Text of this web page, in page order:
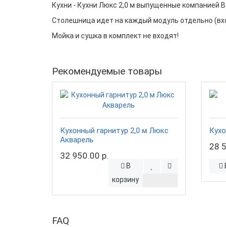
Кухни - Кухни Люкс 2,0 м выпущенные компанией
Столешница идет на каждый модуль отдельно
Мойка и сушка в комплект не входят!
Рекомендуемые товары
Кухонный гарнитур 2,0 м Люкс
Акварель
32 950.00 р.
В
корзину
28
FAQ